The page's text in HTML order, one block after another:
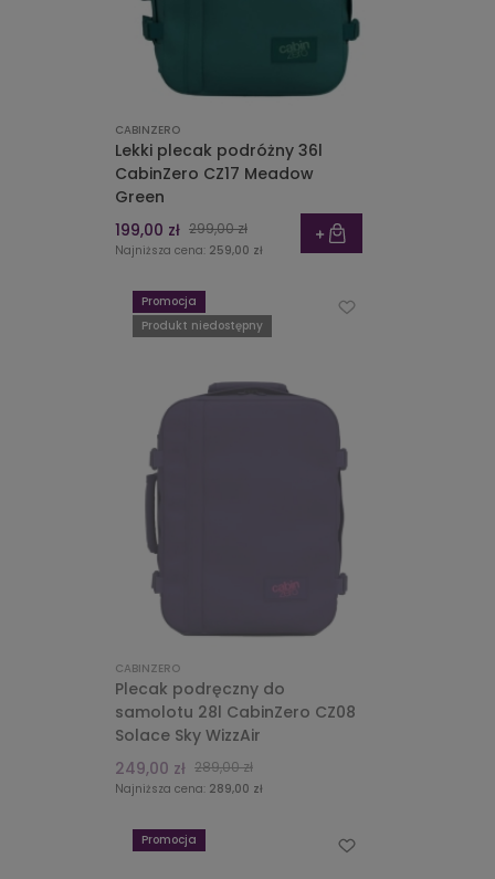
CABINZERO
Lekki plecak podróżny 36l
CabinZero CZ17 Meadow
Green
199,00 zł 299,00 zł
Najniższa cena: 259,00 zł
CABINZERO
Plecak podręczny do
samolotu 28l CabinZero CZ08
Solace Sky WizzAir
249,00 zł 289,00 zł
Najniższa cena: 289,00 zł
Promocja
Produkt niedostępny
Promocja